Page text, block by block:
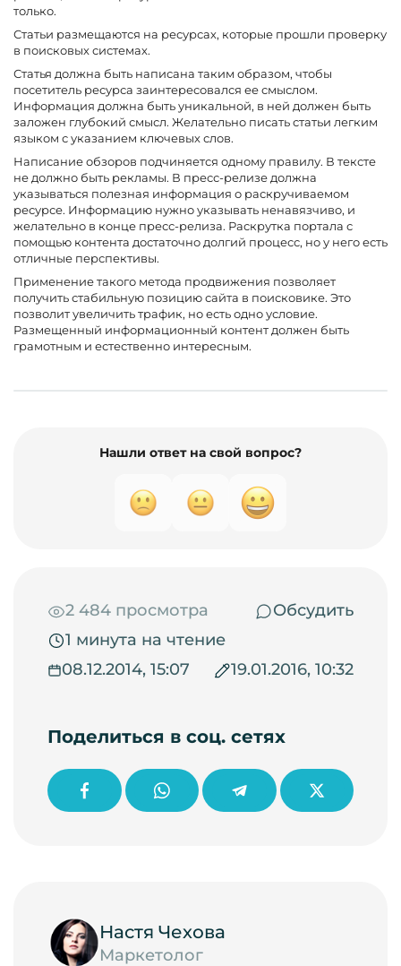
только.
Статьи размещаются на ресурсах, которые прошли проверку
в поисковых системах.
Статья должна быть написана таким образом, чтобы
посетитель ресурса заинтересовался ее смыслом.
Информация должна быть уникальной, в ней должен быть
заложен глубокий смысл. Желательно писать статьи легким
языком с указанием ключевых слов.
Написание обзоров подчиняется одному правилу. В тексте
не должно быть рекламы. В пресс-релизе должна
указываться полезная информация о раскручиваемом
ресурсе. Информацию нужно указывать ненавязчиво, и
желательно в конце пресс-релиза. Раскрутка портала с
помощью контента достаточно долгий процесс, но у него есть
отличные перспективы.
Применение такого метода продвижения позволяет
получить стабильную позицию сайта в поисковике. Это
позволит увеличить трафик, но есть одно условие.
Размещенный информационный контент должен быть
грамотным и естественно интересным.
Нашли ответ на свой вопрос?
2 484 просмотра
Обсудить
1 минута на чтение
08.12.2014, 15:07
19.01.2016, 10:32
Поделиться в соц. сетях
Настя Чехова
Маркетолог